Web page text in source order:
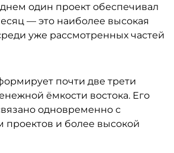
один проект обеспечивал
— это наиболее высокая
уже рассмотренных частей
почти две трети
ёмкости востока. Его
одновременно с
и более высокой